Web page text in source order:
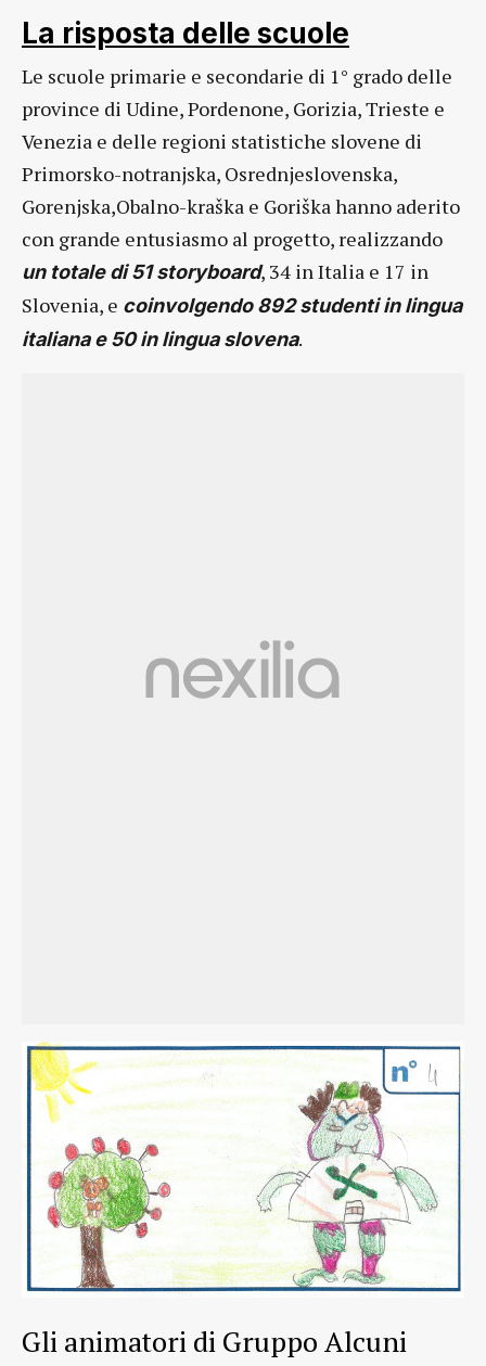
La risposta delle scuole
Le scuole primarie e secondarie di 1° grado delle
province di Udine, Pordenone, Gorizia, Trieste e
Venezia e delle regioni statistiche slovene di
Primorsko-notranjska, Osrednjeslovenska,
Gorenjska,Obalno-kraška e Goriška hanno aderito
con grande entusiasmo al progetto, realizzando
un totale di 51 storyboard, 34 in Italia e 17 in
Slovenia, e coinvolgendo 892 studenti in lingua
italiana e 50 in lingua slovena.
Gli animatori di Gruppo Alcuni